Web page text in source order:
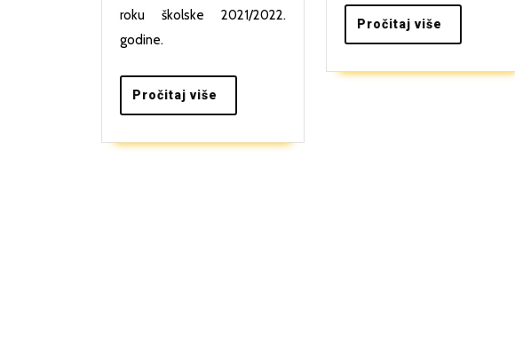
roku školske 2021/2022.
godine.
Pročitaj više
više
dopunske
nastave,
dodatne
Pročitaj više
više